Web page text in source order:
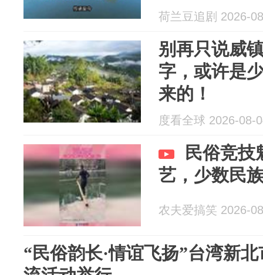
荷兰豆追剧 2026-
别再只说威
字，或许是
来的！
度看全球 2026-08-
民俗竞技
艺，少数民
农夫爱搞笑 2026-
“民俗韵长·情谊飞扬”台湾新